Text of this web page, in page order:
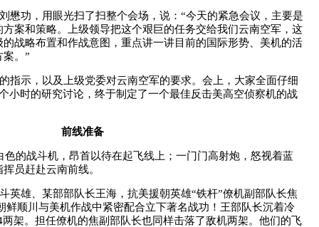
懋功，用眼光扫了扫整个会场，说：“今天的紧急会议，主要是
案和策略。上级领导把这个艰巨的任务交给我们云南空军，这
战略布置和作战意图，重点讲一讲目前的国际形势、美机的活
。”
指示，以及上级党委对云南空军的要求。会上，大家全面仔细
小时的研究讨论，终于制定了一个最佳反击美高空侦察机的战
前线准备
色的战斗机，昂首以待在起飞线上；一门门高射炮，怒视着蓝
员赶赴云南前线。
英雄、某部部队长王海，抗美援朝英雄“铁杆”僚机副部队长焦
鲜顺川与美机作战中紧密配合立下著名战功！王部队长沉着冷
两架。担任僚机的焦副部队长也同样击落了敌机两架。他们的飞